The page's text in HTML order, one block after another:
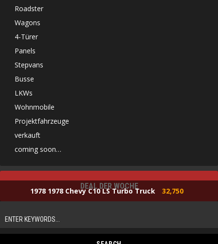
Roadster
Wagons
4-Türer
Panels
Stepvans
Busse
LKWs
Wohnmobile
Projektfahrzeuge
verkauft
coming soon…
DEAL DER WOCHE
1978 1978 Chevy C10 LS Turbo Truck 32,750